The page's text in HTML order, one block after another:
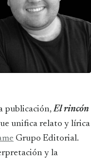
publicación, El rincón
unifica relato y lírica
Grupo Editorial.
y la